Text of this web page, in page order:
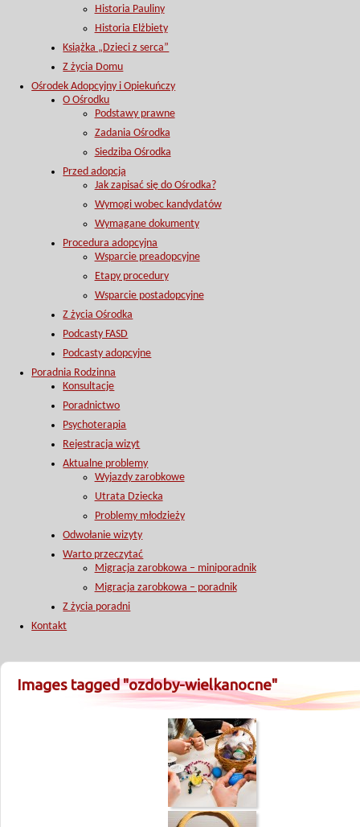
Historia Pauliny
Historia Elżbiety
Książka „Dzieci z serca”
Z życia Domu
Ośrodek Adopcyjny i Opiekuńczy
O Ośrodku
Podstawy prawne
Zadania Ośrodka
Siedziba Ośrodka
Przed adopcją
Jak zapisać się do Ośrodka?
Wymogi wobec kandydatów
Wymagane dokumenty
Procedura adopcyjna
Wsparcie preadopcyjne
Etapy procedury
Wsparcie postadopcyjne
Z życia Ośrodka
Podcasty FASD
Podcasty adopcyjne
Poradnia Rodzinna
Konsultacje
Poradnictwo
Psychoterapia
Rejestracja wizyt
Aktualne problemy
Wyjazdy zarobkowe
Utrata Dziecka
Problemy młodzieży
Odwołanie wizyty
Warto przeczytać
Migracja zarobkowa – miniporadnik
Migracja zarobkowa – poradnik
Z życia poradni
Kontakt
Images tagged "ozdoby-wielkanocne"